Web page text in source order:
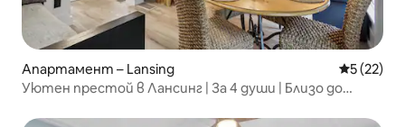
Апартамент – Lansing Средна
5 (22)
Уютен престой в Лансинг | За 4 души | Близо до